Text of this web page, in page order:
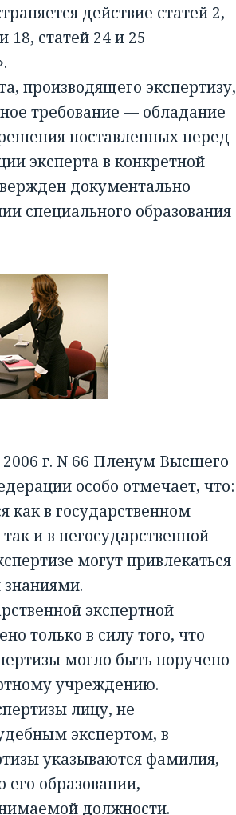
действие статей 2,
18, статей 24 и 25
производящего экспертизу,
требование — обладание
поставленных перед
эксперта в конкретной
документально
специального образования
г. N 66 Пленум Высшего
особо отмечает, что:
в государственном
и в негосударственной
могут привлекаться
экспертной
только в силу того, что
могло быть поручено
учреждению.
лицу, не
экспертом, в
указываются фамилия,
его образовании,
должности.